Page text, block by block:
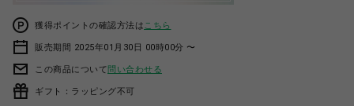
獲得ポイントの確認方法は こちら
販売期間 2025年01月30日 00時00分 〜
この商品について問い合わせる
ギフト：ラッピング不可